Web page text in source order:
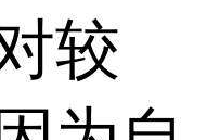
较